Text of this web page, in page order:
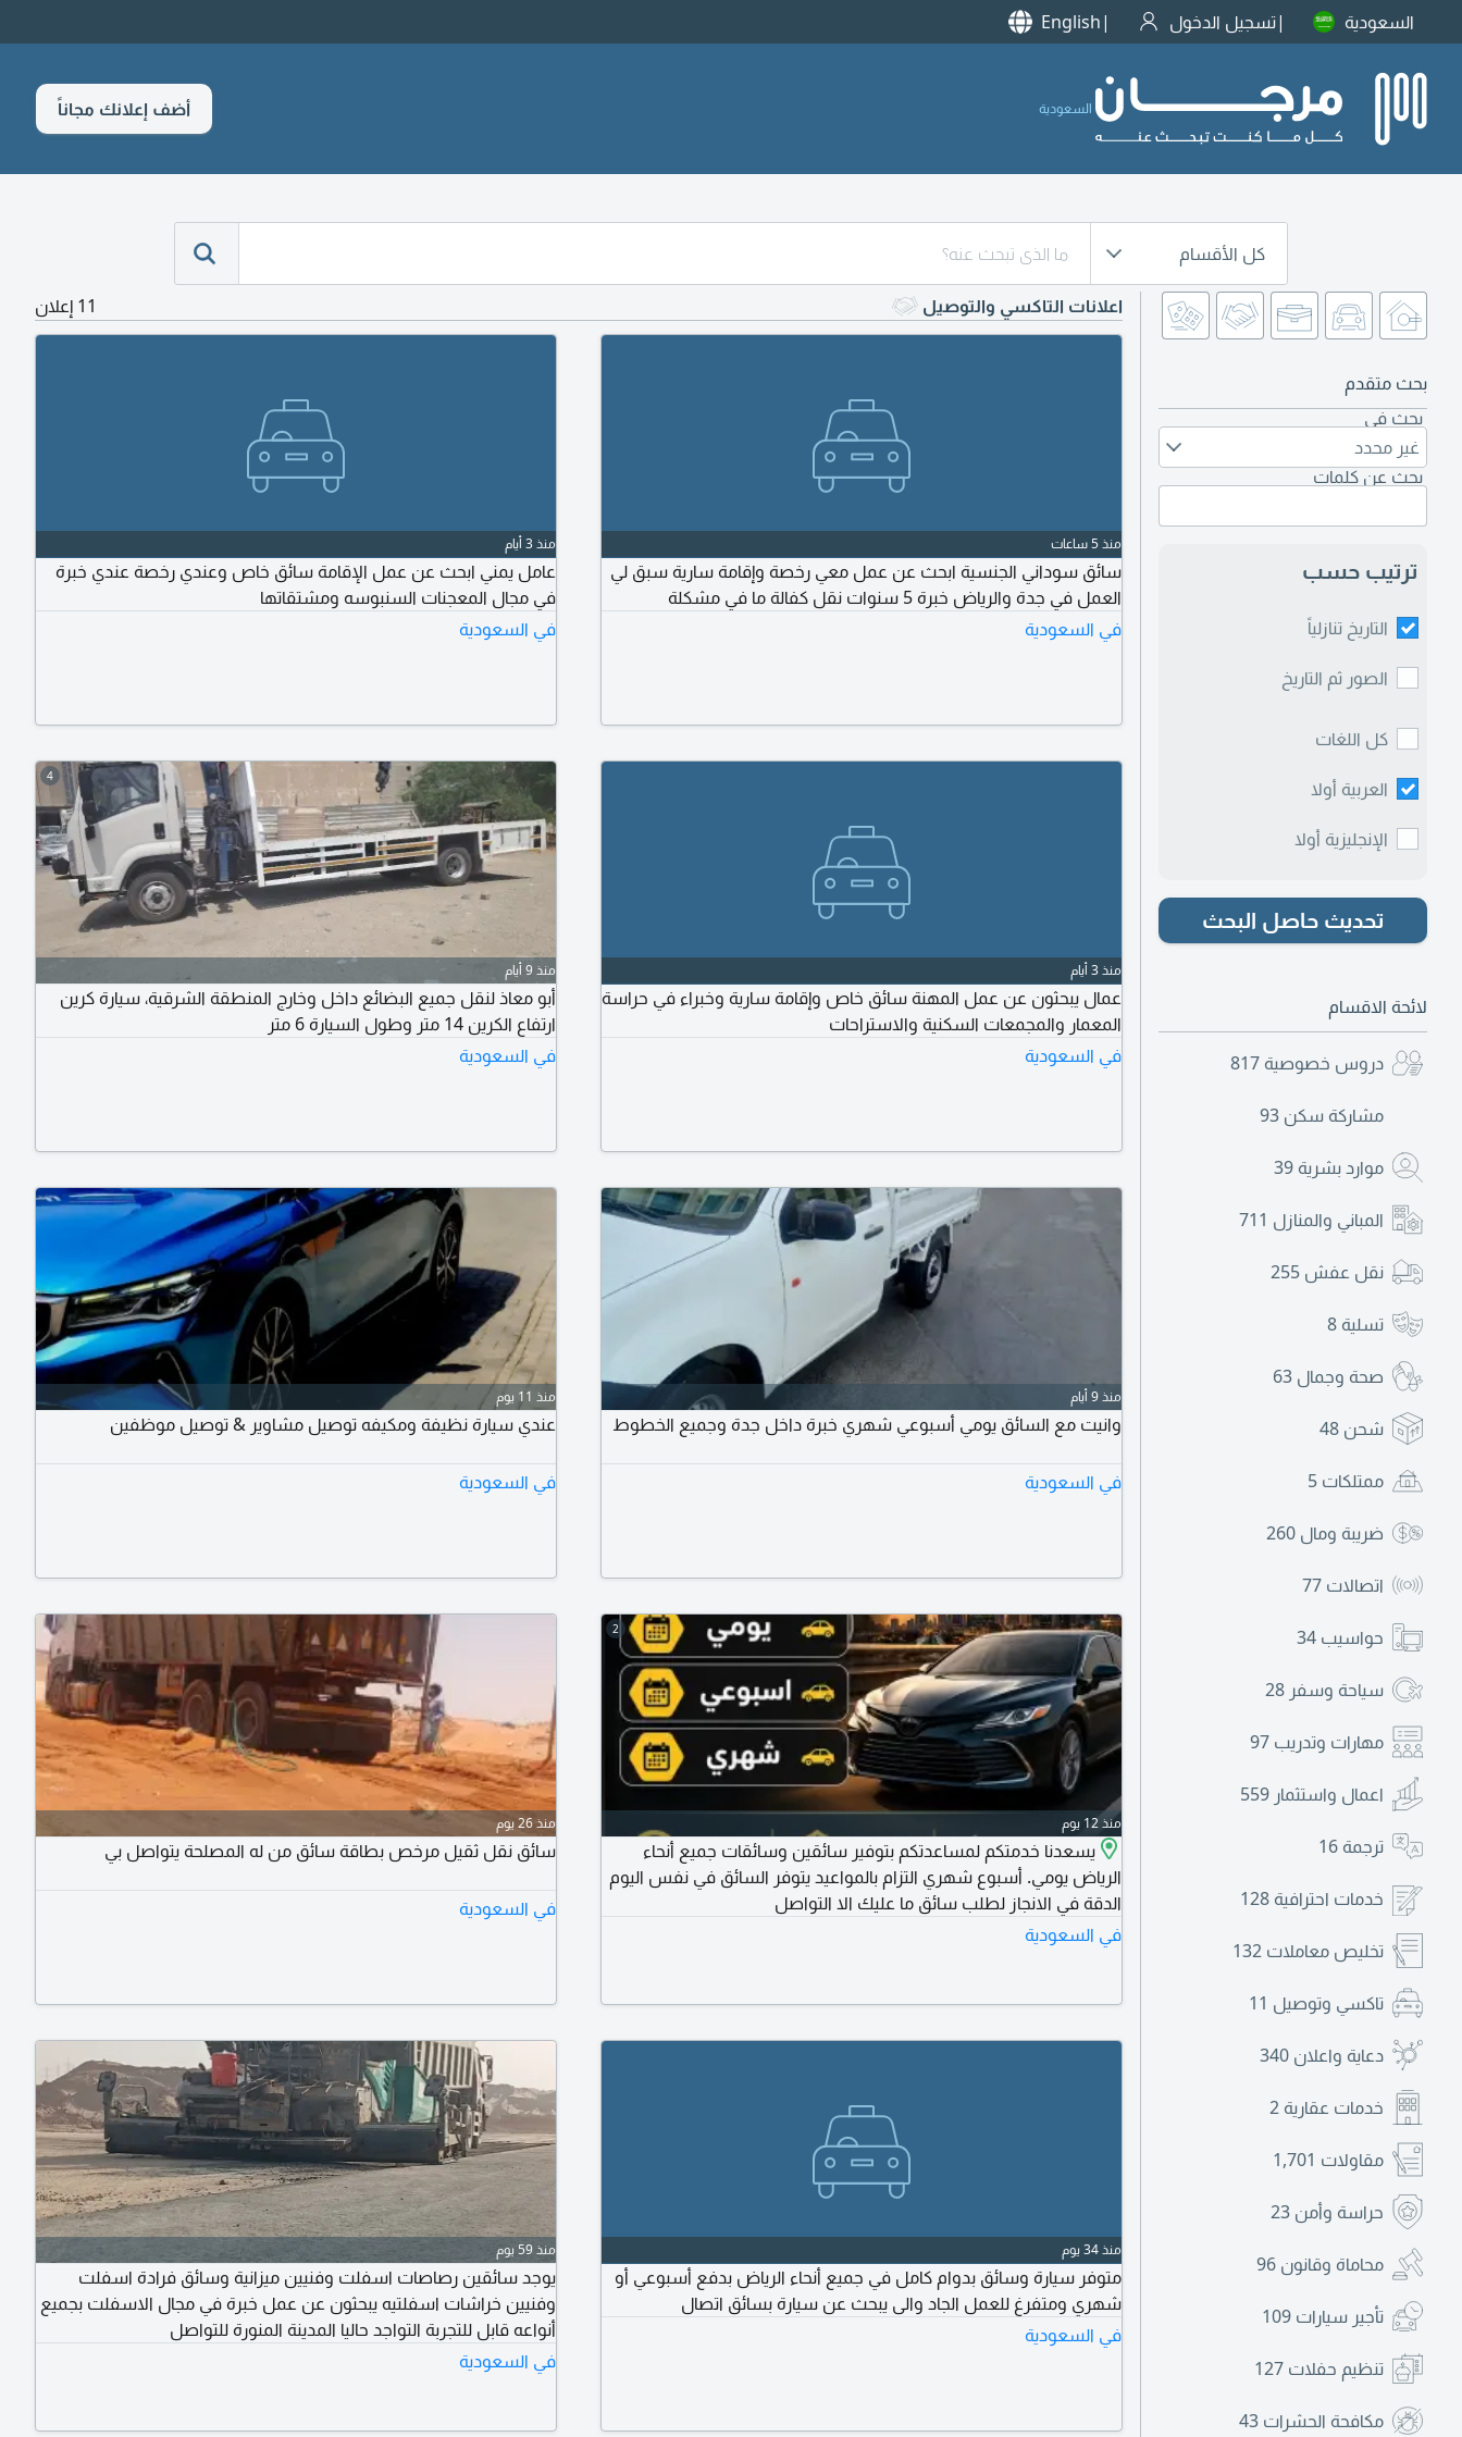
السعودية تسجيل الدخول English
السعودية أضف إعلانك مجاناً
كل الأقسام
بحث متقدم
بحث في
غير محدد
بحث عن كلمات
ترتيب حسب
التاريخ تنازلياً
الصور ثم التاريخ
كل اللغات
العربية أولا
الإنجليزية أولا
تحديث حاصل البحث
لائحة الاقسام
دروس خصوصية 817
مشاركة سكن 93
موارد بشرية 39
المباني والمنازل 711
نقل عفش 255
تسلية 8
صحة وجمال 63
شحن 48
ممتلكات 5
ضريبة ومال 260
اتصالات 77
حواسيب 34
سياحة وسفر 28
مهارات وتدريب 97
اعمال واستثمار 559
ترجمة 16
خدمات احترافية 128
تخليص معاملات 132
تاكسي وتوصيل 11
دعاية واعلان 340
خدمات عقارية 2
مقاولات 1,701
حراسة وأمن 23
محاماة وقانون 96
تأجير سيارات 109
تنظيم حفلات 127
مكافحة الحشرات 43
اعلانات التاكسي والتوصيل 11 إعلان
منذ 5 ساعات
سائق سوداني الجنسية ابحث عن عمل معي رخصة وإقامة سارية سبق لي
العمل في جدة والرياض خبرة 5 سنوات نقل كفالة ما في مشكلة
في السعودية
منذ 3 أيام
عامل يمني ابحث عن عمل الإقامة سائق خاص وعندي رخصة عندي خبرة
في مجال المعجنات السنبوسه ومشتقاتها
في السعودية
منذ 3 أيام
عمال يبحثون عن عمل المهنة سائق خاص وإقامة سارية وخبراء في حراسة
المعمار والمجمعات السكنية والاستراحات
في السعودية
4
منذ 9 أيام
أبو معاذ لنقل جميع البضائع داخل وخارج المنطقة الشرقية، سيارة كرين
ارتفاع الكرين 14 متر وطول السيارة 6 متر
في السعودية
منذ 9 أيام
وانيت مع السائق يومي أسبوعي شهري خبرة داخل جدة وجميع الخطوط
في السعودية
منذ 11 يوم
عندي سيارة نظيفة ومكيفه توصيل مشاوير & توصيل موظفين
في السعودية
2
منذ 12 يوم
يسعدنا خدمتكم لمساعدتكم بتوفير سائقين وسائقات جميع أنحاء
الرياض يومي. أسبوع شهري التزام بالمواعيد يتوفر السائق في نفس اليوم
الدقة في الانجاز لطلب سائق ما عليك الا التواصل
في السعودية
منذ 26 يوم
سائق نقل ثقيل مرخص بطاقة سائق من له المصلحة يتواصل بي
في السعودية
منذ 34 يوم
متوفر سيارة وسائق بدوام كامل في جميع أنحاء الرياض بدفع أسبوعي أو
شهري ومتفرغ للعمل الجاد والى يبحث عن سيارة بسائق اتصال
في السعودية
منذ 59 يوم
يوجد سائقين رصاصات اسفلت وفنيين ميزانية وسائق فرادة اسفلت
وفنيين خراشات اسفلتيه يبحثون عن عمل خبرة في مجال الاسفلت بجميع
أنواعه قابل للتجربة التواجد حاليا المدينة المنورة للتواصل
في السعودية